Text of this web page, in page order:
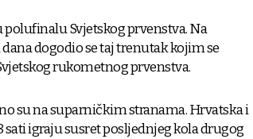
polufinalu Svjetskog prvenstva. Na
dogodio se taj trenutak kojim se
rukometnog prvenstva.
su na suparničkim stranama. Hrvatska i
sati igraju susret posljednjeg kola drugog